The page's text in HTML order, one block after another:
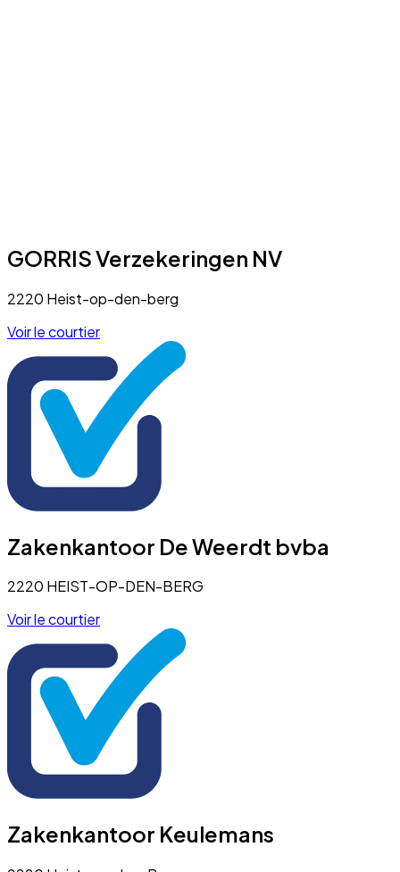
GORRIS Verzekeringen NV
2220 Heist-op-den-berg
Voir le courtier
Zakenkantoor De Weerdt bvba
2220 HEIST-OP-DEN-BERG
Voir le courtier
Zakenkantoor Keulemans